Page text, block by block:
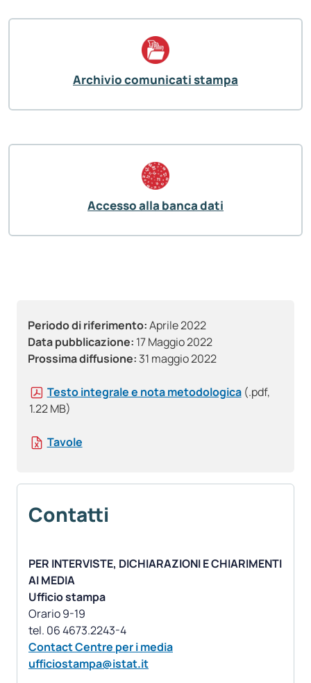
Periodo di riferimento:Aprile 2022
Data pubblicazione: 17 Maggio 2022
Prossima diffusione: 31 maggio 2022
Testo integrale e nota metodologica (.pdf,
1.22 MB)
Tavole
Contatti
PER INTERVISTE, DICHIARAZIONI E CHIARIMENTI
AI MEDIA
Ufficio stampa
Orario 9-19
Contact Centre per i media
ufficiostampa@istat.it
Archivio comunicati stampa
Accesso alla banca dati